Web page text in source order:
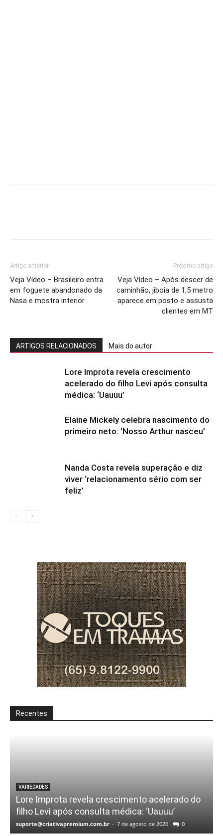
Artigo anterior
Veja Vídeo – Brasileiro entra
em foguete abandonado da
Nasa e mostra interior
Próximo artigo
Veja Vídeo – Após descer de
caminhão, jiboia de 1,5 metro
aparece em posto e assusta
clientes em MT
ARTIGOS RELACIONADOS Mais do autor
Lore Improta revela crescimento
acelerado do filho Levi após consulta
médica: ‘Uauuu’
Elaine Mickely celebra nascimento do
primeiro neto: ‘Nosso Arthur nasceu’
Nanda Costa revela superação e diz
viver ‘relacionamento sério com ser
feliz’
Recentes
VARIEDADES
Lore Improta revela crescimento acelerado do
filho Levi após consulta médica: ‘Uauuu’
suporte@criativapremium.com.br - 7 de agosto de 2026 0